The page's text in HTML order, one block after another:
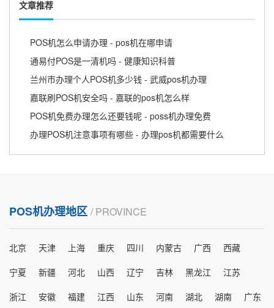
文章推荐
POS机怎么申请办理 - pos机在哪申请
通易付POS是一清机吗 - 健康知识科普
兰州市办理个人POS机多少钱 - 武威pos机办理
嘉联刷POS机安全吗 - 嘉联的pos机怎么样
POS机免费办理怎么还要钱呢 - poss机办理免费
办理POS机注意事项有哪些 - 办理pos机都需要什么
POS机办理地区 / PROVINCE
北京 天津 上海 重庆 四川 内蒙古 广西
西藏
宁夏
新疆 河北 山西 辽宁 吉林 黑龙江
江苏
浙江
安徽 福建 江西 山东 河南 湖北 湖南
广东